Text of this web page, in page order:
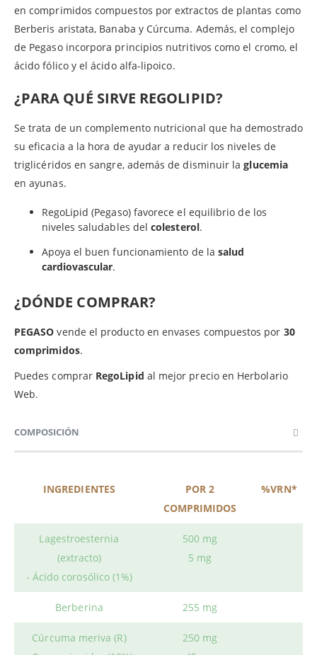
en comprimidos compuestos por extractos de plantas como
Berberis aristata, Banaba y Cúrcuma. Además, el complejo
de Pegaso incorpora principios nutritivos como el cromo, el
ácido fólico y el ácido alfa-lipoico.
¿PARA QUÉ SIRVE REGOLIPID?
Se trata de un complemento nutricional que ha demostrado
su eficacia a la hora de ayudar a reducir los niveles de
triglicéridos en sangre, además de disminuir laglucemia
en ayunas.
RegoLipid (Pegaso) favorece el equilibrio de los
niveles saludables delcolesterol.
Apoya el buen funcionamiento de la salud
cardiovascular.
¿DÓNDE COMPRAR?
PEGASO vende el producto en envases compuestos por 30
comprimidos.
Puedes comprar RegoLipid al mejor precio en Herbolario
Web.
COMPOSICIÓN
INGREDIENTES
POR 2
COMPRIMIDOS
%VRN*
Lagestroesternia
(extracto)
- Ácido corosólico (1%)
500 mg
5 mg
Berberina 255 mg
Cúrcuma meriva (R)
250 mg